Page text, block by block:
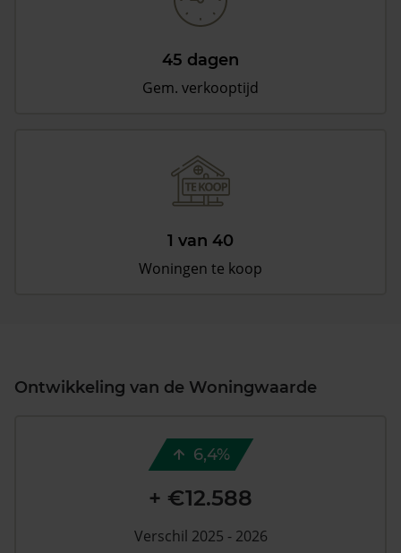
45 dagen
Gem. verkooptijd
1 van 40
Woningen te koop
Ontwikkeling van de Woningwaarde
6,4%
+ €12.588
Verschil 2025 - 2026